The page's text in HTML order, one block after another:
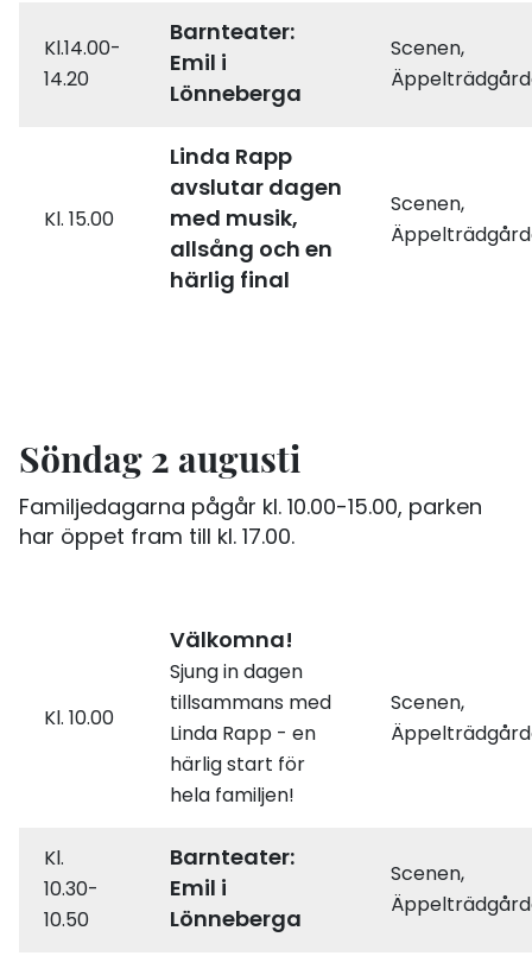
Kl.14.00-
14.20
Barnteater:
Emil i
Lönneberga
Scenen,
Kl. 15.00
Linda Rapp
avslutar dagen
med musik,
allsång och en
härlig final
Scenen,
Söndag 2 augusti
Familjedagarna pågår kl. 10.00-15.00, parken
har öppet fram till kl. 17.00.
Kl. 10.00
Välkomna!
Sjung in dagen
tillsammans med
Linda Rapp - en
härlig start för
hela familjen!
Scenen,
Kl.
10.30-
10.50
Barnteater:
Emil i
Lönneberga
Scenen,